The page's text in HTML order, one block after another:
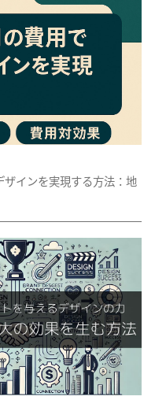
インを実現する方法：地